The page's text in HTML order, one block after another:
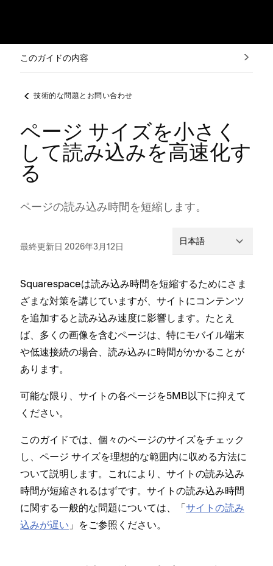
このガイドの内容
技術的な問題とお問い合わせ
ページ サイズを小さく
して読み込みを高速化す
る
ペ⁠ージの読み込み時間を短縮します⁠。
最終更新日 2026年3月12日 日本語
Squarespaceは読み込み時間を短縮するためにさま
ざまな対策を講じていますが⁠、サイトにコンテンツ
を追加すると読み込み速度に影響します⁠。たとえ
ば⁠、多くの画像を含むペ⁠ージは⁠、特にモバイル端末
や低速接続の場合⁠、読み込みに時間がかかることが
あります⁠。
可能な限り⁠、サイトの各ペ⁠ージを5MB以下に抑えて
ください⁠。
このガイドでは⁠、個⁠々のペ⁠ージのサイズをチ⁠ェ⁠ック
し⁠、ペ⁠ージ サイズを理想的な範囲内に収める方法に
ついて説明します⁠。これにより⁠、サイトの読み込み
時間が短縮されるはずです⁠。サイトの読み込み時間
に関する一般的な問題については⁠、「⁠サイトの読み
込みが遅い ⁠」をご参照ください⁠。